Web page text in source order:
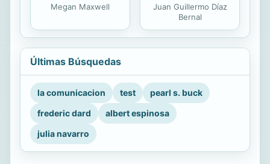
Megan Maxwell
Juan Guillermo Díaz
Bernal
Últimas Búsquedas
la comunicacion test
pearl s. buck
frederic dard
albert espinosa
julia navarro